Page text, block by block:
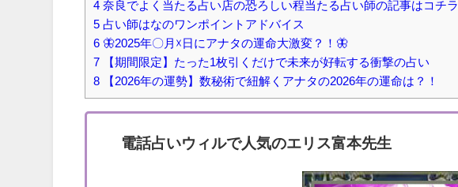
4 奈良でよく当たる占い店の恐ろしい程当たる占い師の記事はコチラ
5 占い師はなのワンポイントアドバイス
6 🦋2025年〇月☓日にアナタの運命大激変？！🦋
7 【期間限定】たった1枚引くだけで未来が好転する衝撃の占い
8 【2026年の運勢】数秘術で紐解くアナタの2026年の運命は？！
電話占いウィルで人気のエリス富本先生